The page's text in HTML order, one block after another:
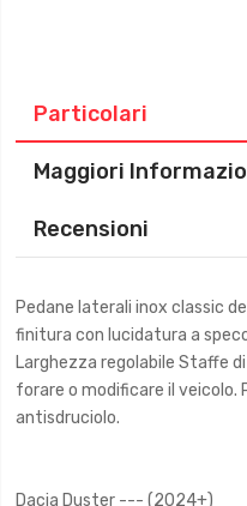
Particolari
Maggiori
Recensioni
Pedane laterali inox classic
finitura con lucidatura a
Larghezza regolabile Staffe
forare o modificare il veicolo.
antisdruciolo.
Dacia Duster --- (2024+)